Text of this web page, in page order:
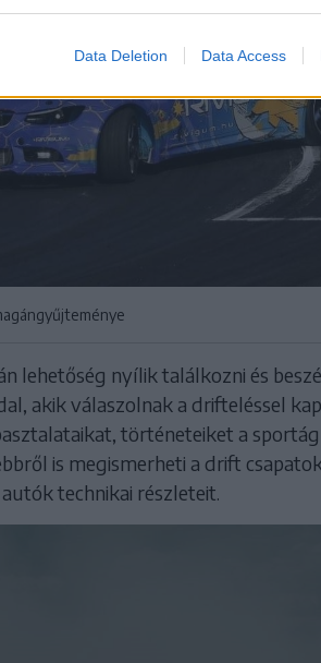
Data Deletion Data Access
lehetőség nyílik találkozni és
akik válaszolnak a drifteléssel
történeteiket a
is megismerheti a drift
technikai részleteit.